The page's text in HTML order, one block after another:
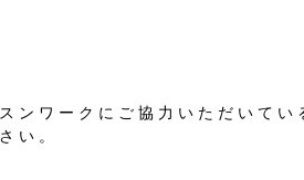
ンワークにご協力いただいて
い。